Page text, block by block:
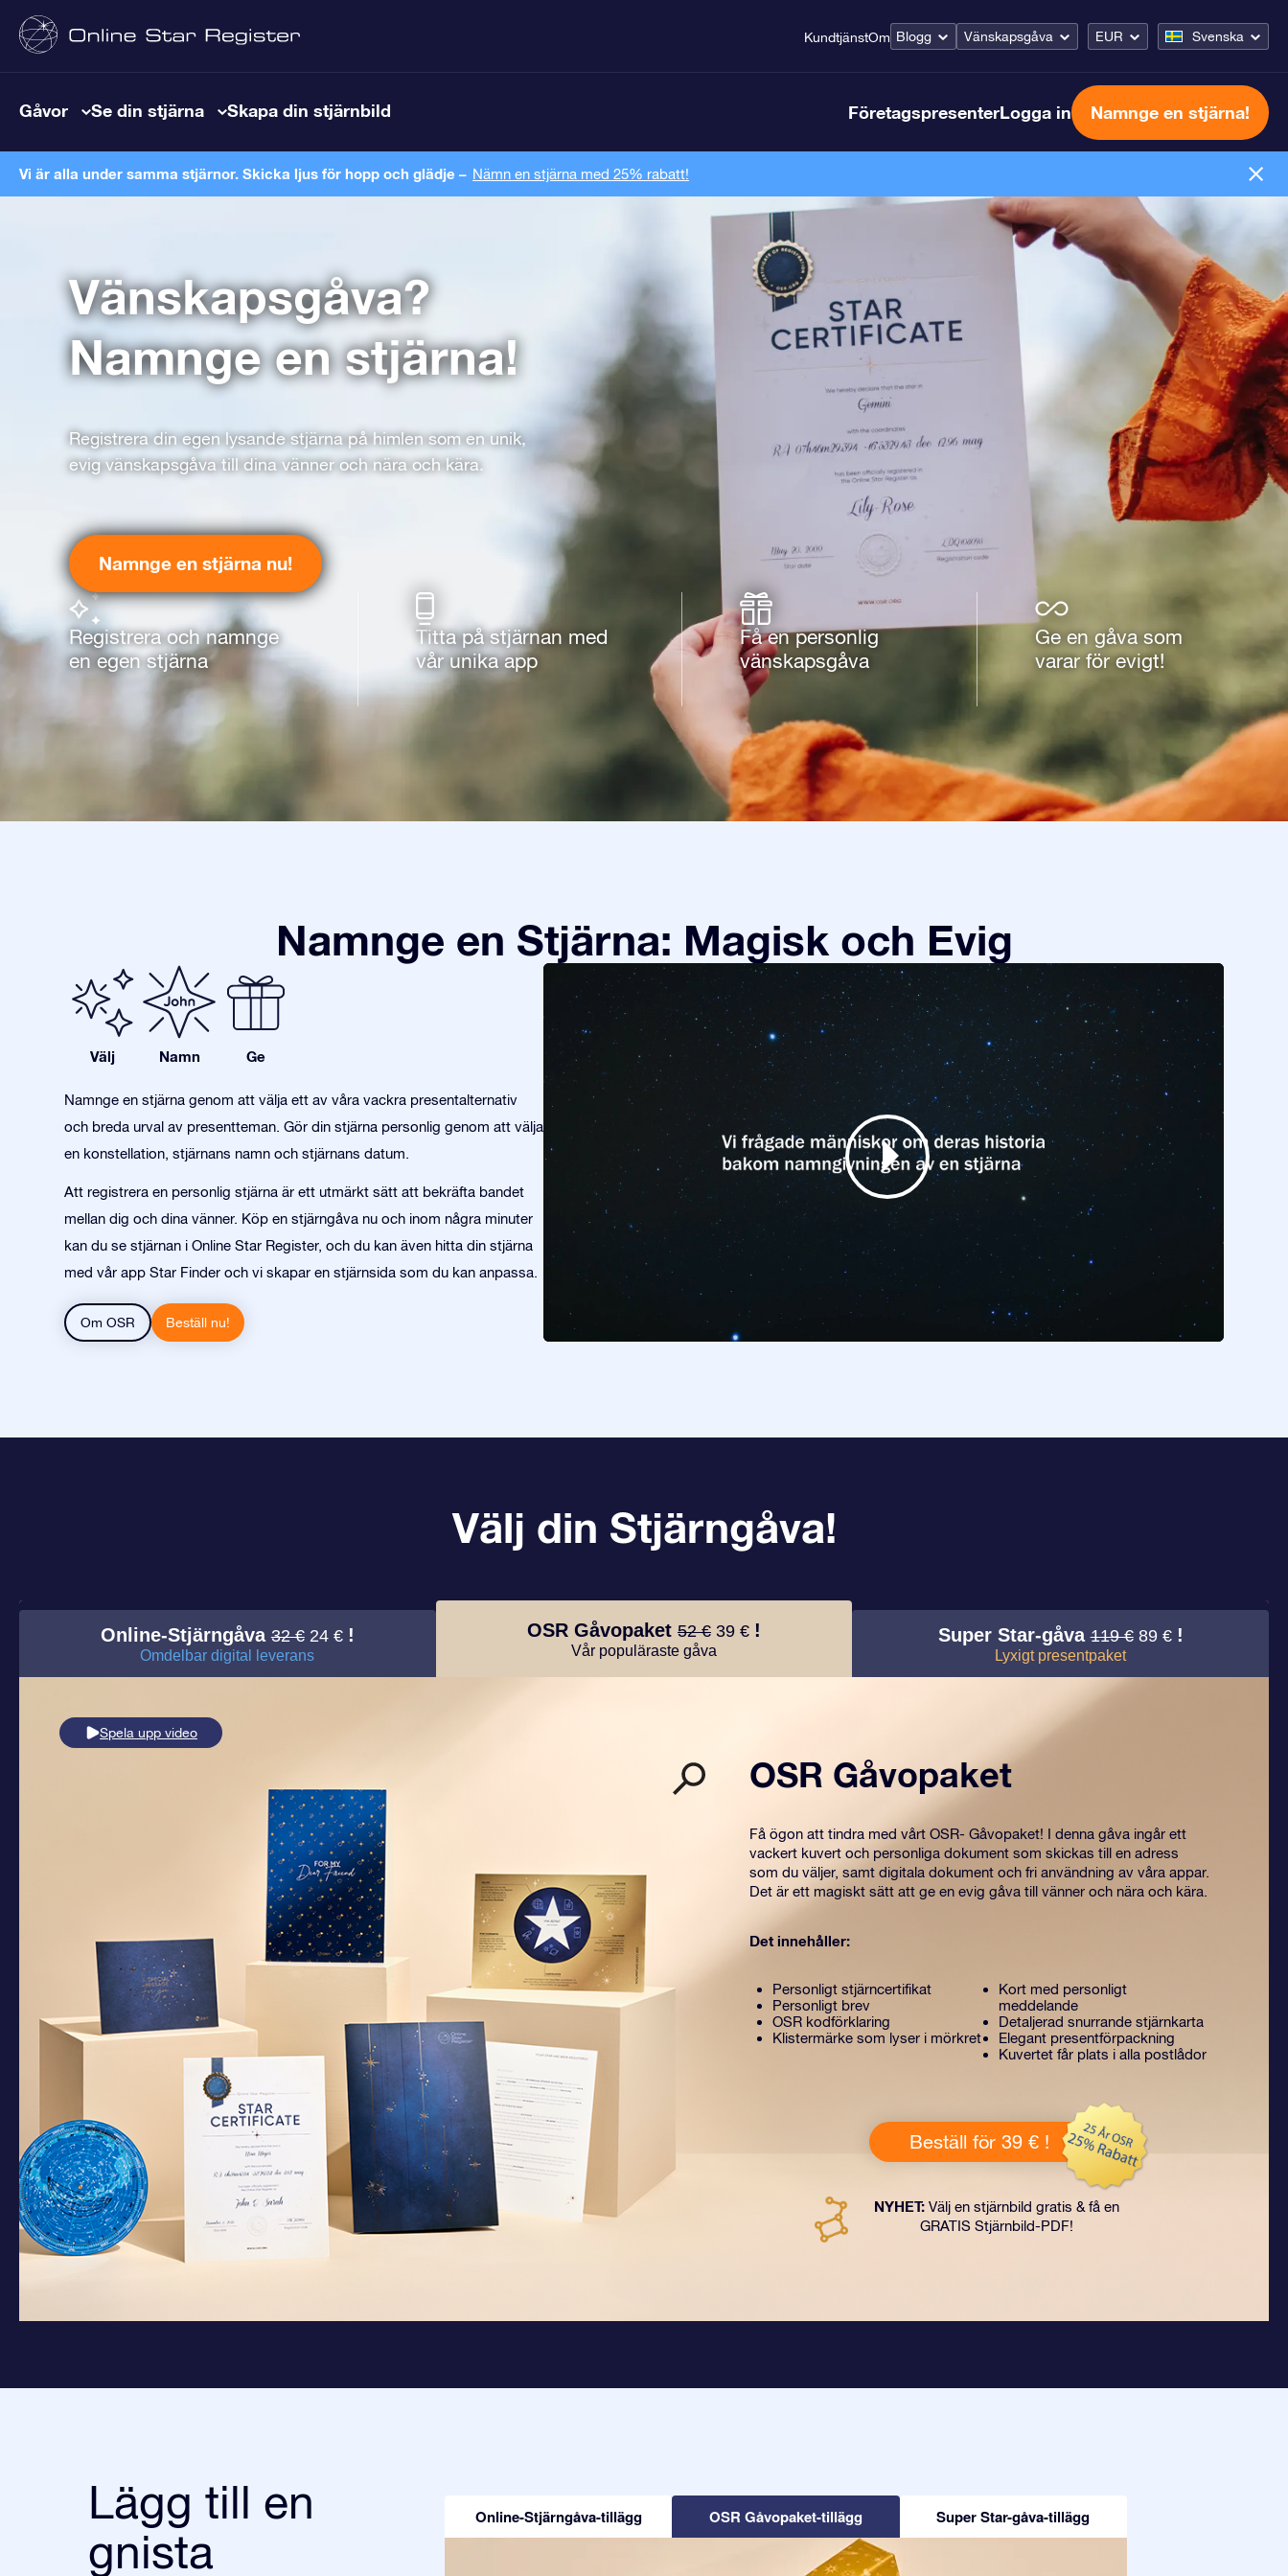
KundtjänstOm Blogg Vänskapsgåva EUR Svenska
Gåvor Se din stjärna Skapa din stjärnbild FöretagspresenterLogga in Namnge en stjärna!
Vi är alla under samma stjärnor. Skicka ljus för hopp och glädje – Nämn en stjärna med 25% rabatt!
Vänskapsgåva?
Namnge en stjärna!
Registrera din egen lysande stjärna på himlen som en unik,
evig vänskapsgåva till dina vänner och nära och kära.
Namnge en stjärna nu!
Registrera och namnge
en egen stjärna
Titta på stjärnan med
vår unika app
Få en personlig
vänskapsgåva
Ge en gåva som
varar för evigt!
Namnge en Stjärna: Magisk och Evig
Välj Namn Ge
Namnge en stjärna genom att välja ett av våra vackra presentalternativ
och breda urval av presentteman. Gör din stjärna personlig genom att välja
en konstellation, stjärnans namn och stjärnans datum.
Att registrera en personlig stjärna är ett utmärkt sätt att bekräfta bandet
mellan dig och dina vänner. Köp en stjärngåva nu och inom några minuter
kan du se stjärnan i Online Star Register, och du kan även hitta din stjärna
med vår app Star Finder och vi skapar en stjärnsida som du kan anpassa.
Om OSR Beställ nu!
Välj din Stjärngåva!
Online-Stjärngåva32 € 24 € !
Omdelbar digital leverans
OSR Gåvopaket 52 € 39 € !
Vår populäraste gåva
Super Star-gåva119 € 89 € !
Lyxigt presentpaket
Spela upp video
OSR Gåvopaket
Få ögon att tindra med vårt OSR- Gåvopaket! I denna gåva ingår ett
vackert kuvert och personliga dokument som skickas till en adress
som du väljer, samt digitala dokument och fri användning av våra appar.
Det är ett magiskt sätt att ge en evig gåva till vänner och nära och kära.
Det innehåller:
Personligt stjärncertifikat
Personligt brev
OSR kodförklaring
Klistermärke som lyser i mörkret
Kort med personligt
meddelande
Detaljerad snurrande stjärnkarta
Elegant presentförpackning
Kuvertet får plats i alla postlådor
Beställ för 39 € !
NYHET:Välj en stjärnbild gratis & få en
GRATIS Stjärnbild-PDF!
Lägg till en
gnista
Online-Stjärngåva-tillägg OSR Gåvopaket-tillägg Super Star-gåva-tillägg